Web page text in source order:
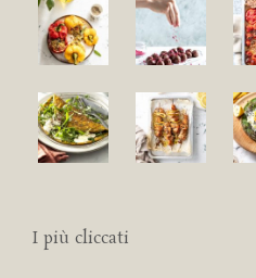
I più cliccati